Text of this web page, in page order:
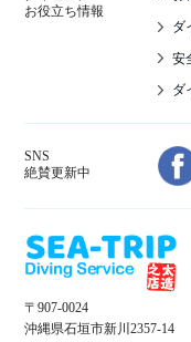
お役立ち情報
ダ
安
ダ
SNS
絶賛更新中
〒907-0024
沖縄県石垣市新川2357-14